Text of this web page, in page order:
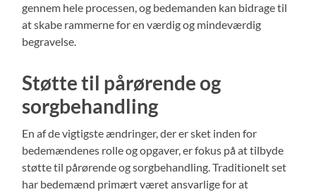
gennem hele processen, og bedemanden kan bidrage til
at skabe rammerne for en værdig og mindeværdig
begravelse.
Støtte til pårørende og
sorgbehandling
En af de vigtigste ændringer, der er sket inden for
bedemændenes rolle og opgaver, er fokus på at tilbyde
støtte til pårørende og sorgbehandling. Traditionelt set
har bedemænd primært været ansvarlige for at